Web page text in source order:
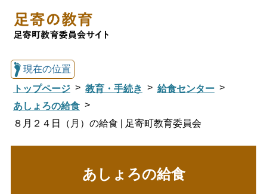
総合トップへ戻る
足寄の教育トップ
現在の位置
トップページ
教育・手続き
給食センター
あしょろの給食
８月２４日（月）の給食 | 足寄町教育委員会
あしょろの給食